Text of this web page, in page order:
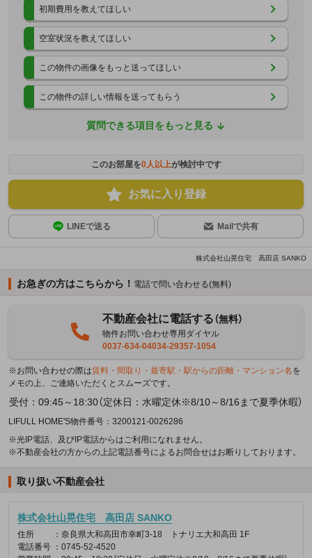
初期費用を教えてほしい
空室状況を教えてほしい
この物件の画像をもっと送ってほしい
この物件の詳しい情報を送ってもらう
質問できる項目をもっと見る
このお部屋を0人以上が検討中です
お気に入り登録
LINEで送る Mailで共有
株式会社山晃住宅 高田店 SANKO
お急ぎの方はこちらから！ 電話で問い合わせる(無料)
不動産会社に電話する（無料）
物件お問い合わせ専用ダイヤル
0037-634-04034-29357-1054
※お問い合わせの際は賃料・間取り・最寄駅・駅からの距離・マンション名 を
メモの上、ご連絡いただくとスムーズです。
受付：09:45～18:30（定休日：水曜定休※8/10～8/16まで夏季休暇）
LIFULL HOME'S物件番号：3200121-0026286
※光IP電話、及びIP電話からはご利用になれません。
※不動産会社の方からの上記電話番号によるお問合せはお断りしております。
取り扱い不動産会社
株式会社山晃住宅 高田店 SANKO
住所
：奈良県大和高田市幸町3-18 トナリエ大和高田 1F
電話番号 ：0745-52-4520